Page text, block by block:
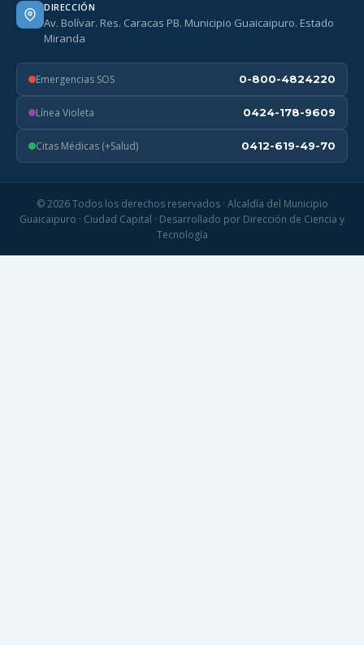
DIRECCIÓN
Av. Bolívar. Res. Caracas PB. Municipio Guaicaipuro. Estado
Miranda
Emergencias SOS 0-800-4824220
Línea Violeta 0424-178-9609
Citas Médicas (+Salud) 0412-619-49-70
© 2026 Todos los derechos reservados · Alcaldía del Municipio
Guaicaipuro · Ciudad Capital · Desarrollado por Dirección de Ciencia y
Tecnología